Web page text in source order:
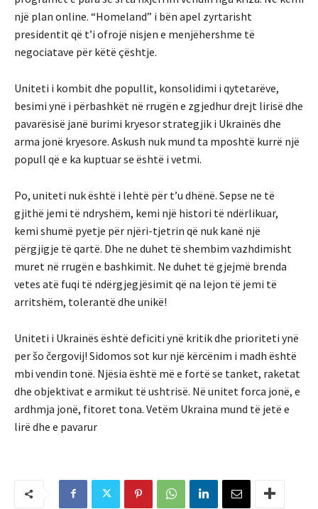
një plan online. “Homeland” i bën apel zyrtarisht
presidentit që t’i ofrojë nisjen e menjëhershme të
negociatave për këtë çështje.
Uniteti i kombit dhe popullit, konsolidimi i qytetarëve,
besimi ynë i përbashkët në rrugën e zgjedhur drejt lirisë dhe
pavarësisë janë burimi kryesor strategjik i Ukrainës dhe
arma jonë kryesore. Askush nuk mund ta mposhtë kurrë një
popull që e ka kuptuar se është i vetmi.
Po, uniteti nuk është i lehtë për t’u dhënë. Sepse ne të
gjithë jemi të ndryshëm, kemi një histori të ndërlikuar,
kemi shumë pyetje për njëri-tjetrin që nuk kanë një
përgjigje të qartë. Dhe ne duhet të shembim vazhdimisht
muret në rrugën e bashkimit. Ne duhet të gjejmë brenda
vetes atë fuqi të ndërgjegjësimit që na lejon të jemi të
arritshëm, tolerantë dhe unikë!
Uniteti i Ukrainës është deficiti ynë kritik dhe prioriteti ynë
per šo čergovij! Sidomos sot kur një kërcënim i madh është
mbi vendin tonë. Njësia është më e fortë se tanket, raketat
dhe objektivat e armikut të ushtrisë. Në unitet forca jonë, e
ardhmja jonë, fitoret tona. Vetëm Ukraina mund të jetë e
lirë dhe e pavarur